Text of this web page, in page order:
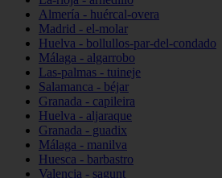
Almería - huércal-overa
Madrid - el-molar
Huelva - bollullos-par-del-condado
Málaga - algarrobo
Las-palmas - tuineje
Salamanca - béjar
Granada - capileira
Huelva - aljaraque
Granada - guadix
Málaga - manilva
Huesca - barbastro
Valencia - sagunt